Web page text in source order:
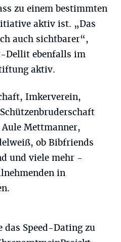
zu einem bestimmten
aktiv ist. „Das
auch sichtbarer“,
Dellit ebenfalls im
aktiv.
Imkerverein,
Mettmanner,
ob Bibfriends
und viele mehr -
in
das Speed-Dating zu